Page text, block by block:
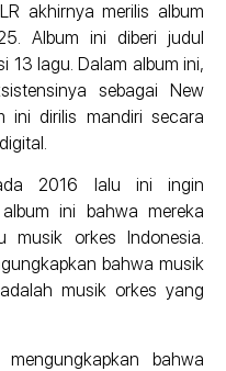
akhirnya merilis album
Album ini diberi judul
13 lagu. Dalam album ini,
sebagai New
ini dirilis mandiri secara
2016 lalu ini ingin
ini bahwa mereka
musik orkes Indonesia.
bahwa musik
musik orkes yang
bahwa